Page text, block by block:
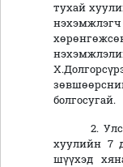
тухай
болгосугай.
2. Улсын
хуулийн 7
шүүхэд